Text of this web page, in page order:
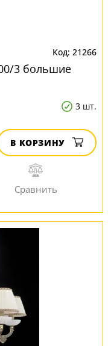
21266
3 большие
3 шт.
В КОРЗИНУ